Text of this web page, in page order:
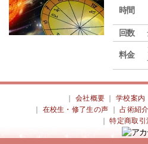
時間
回数
料金
会社概要 ｜学校案内
在校生・修了生の声 ｜占術紹介
｜特定商取